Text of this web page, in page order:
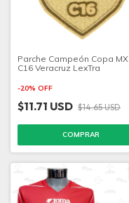
Parche Campeón Copa MX
C16 Veracruz LexTra
-20% OFF
$11.71 USD $14.65 USD